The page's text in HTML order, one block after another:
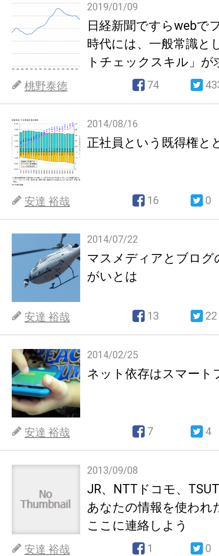
2019/01/09
日経新聞ですらwebで
時代には、一般常識と
トチェックスキル」
桃野泰徳 74
2014/08/16
正社員という既得権と
安達 裕哉 16 0
2014/07/22
マスメディアとブログ
がいとは
安達 裕哉 13 22
2014/02/25
ネット依存はスマート
安達 裕哉 7 4
2013/09/08
JR、NTTドコモ、
あなたの情報を使われ
ここに連絡しよう
安達 裕哉 1 0